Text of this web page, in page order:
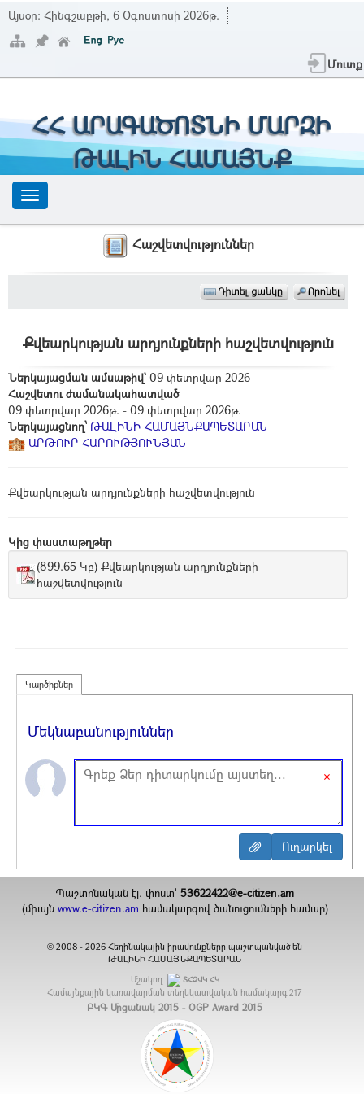
Այսօր: Հինգշաբթի, 6 Օգոստոսի 2026թ.
Մուտք
ՀՀ ԱՐԱԳԱԾՈՏՆԻ ՄԱՐԶԻ
ԹԱԼԻՆ ՀԱՄԱՅՆՔ
Հաշվետվություններ
Քվեարկության արդյունքների հաշվետվություն
Ներկայացման ամսաթիվ` 09 փետրվար 2026
Հաշվետու ժամանակահատված
09 փետրվար 2026թ. - 09 փետրվար 2026թ.
Ներկայացնող՝ ԹԱԼԻՆԻ ՀԱՄԱՅՆՔԱՊԵՏԱՐԱՆ
ԱՐԹՈՒՐ ՀԱՐՈՒԹՅՈՒՆՅԱՆ
Քվեարկության արդյունքների հաշվետվություն
Կից փաստաթղթեր
(899.65 Կբ) Քվեարկության արդյունքների
հաշվետվություն
Կարծիքներ
Մեկնաբանություններ
×
Պաշտոնական էլ. փոստ`53622422@e-citizen.am
(միայն www.e-citizen.am համակարգով ծանուցումների համար)
© 2008 -2026 Հեղինակային իրավունքները պաշտպանված են
ԹԱԼԻՆԻ ՀԱՄԱՅՆՔԱՊԵՏԱՐԱՆ
Մշակող
ՏՀԶՎԿ ՀԿ
Համայնքային կառավարման տեղեկատվական համակարգ 217
ԲԿԳ Մրցանակ 2015 - OGP Award 2015